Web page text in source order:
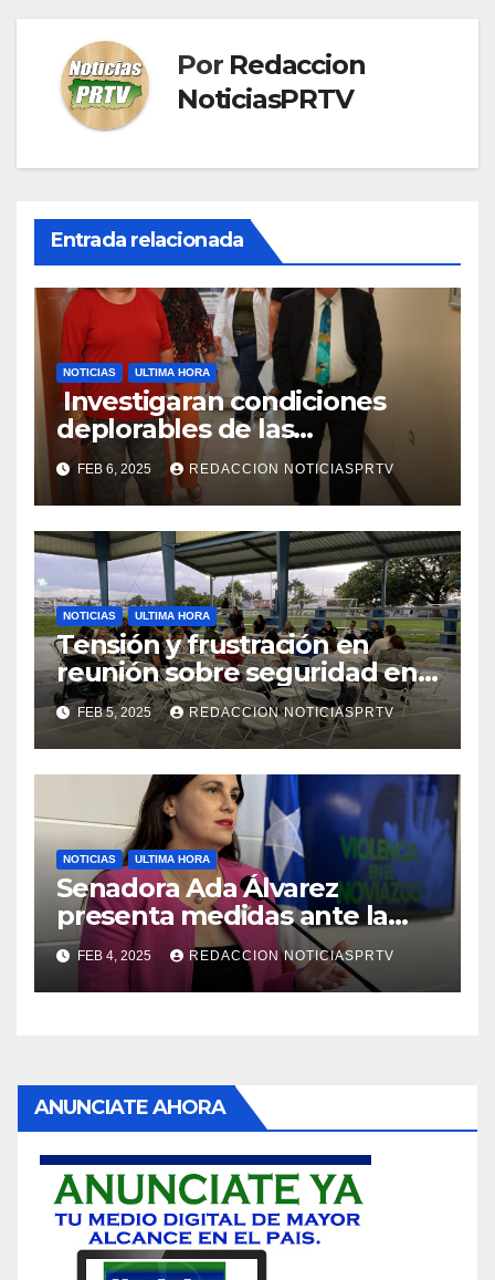
Por Redaccion
NoticiasPRTV
Entrada relacionada
NOTICIAS ULTIMA HORA
Investigaran condiciones
deplorables de las
facilidades el Departamento
de la Salud en Mayagüez
FEB 6, 2025 REDACCION NOTICIASPRTV
NOTICIAS ULTIMA HORA
Tensión y frustración en
reunión sobre seguridad en
Reparto Metropolitano
FEB 5, 2025 REDACCION NOTICIASPRTV
NOTICIAS ULTIMA HORA
Senadora Ada Álvarez
presenta medidas ante la
violencia en el noviazgo
FEB 4, 2025 REDACCION NOTICIASPRTV
ANUNCIATE AHORA